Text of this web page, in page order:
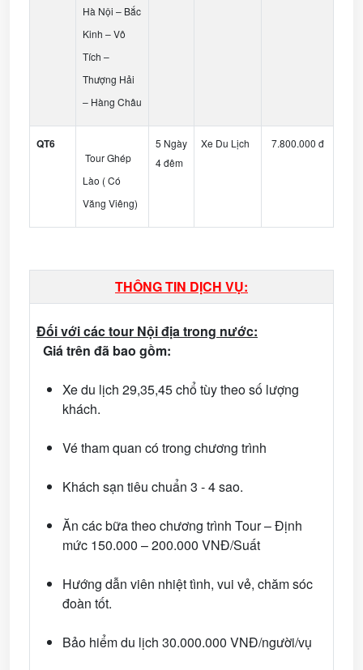
Hà Nội – Bắc
Kinh – Vô
Tích –
Thượng Hải
– Hàng Châu
QT6
Tour Ghép
Lào ( Có
Văng Viêng)
5 Ngày
4 đêm
Xe Du Lịch 7.800.000 đ
THÔNG TIN DỊCH VỤ:
Đối với các tour Nội địa trong nước:
Giá trên đã bao gồm:
Xe du lịch 29,35,45 chổ tùy theo số lượng
khách.
Vé tham quan có trong chương trình
Khách sạn tiêu chuẩn 3 - 4 sao.
Ăn các bữa theo chương trình Tour – Định
mức 150.000 – 200.000 VNĐ/Suất
Hướng dẫn viên nhiệt tình, vui vẻ, chăm sóc
đoàn tốt.
Bảo hiểm du lịch 30.000.000 VNĐ/người/vụ